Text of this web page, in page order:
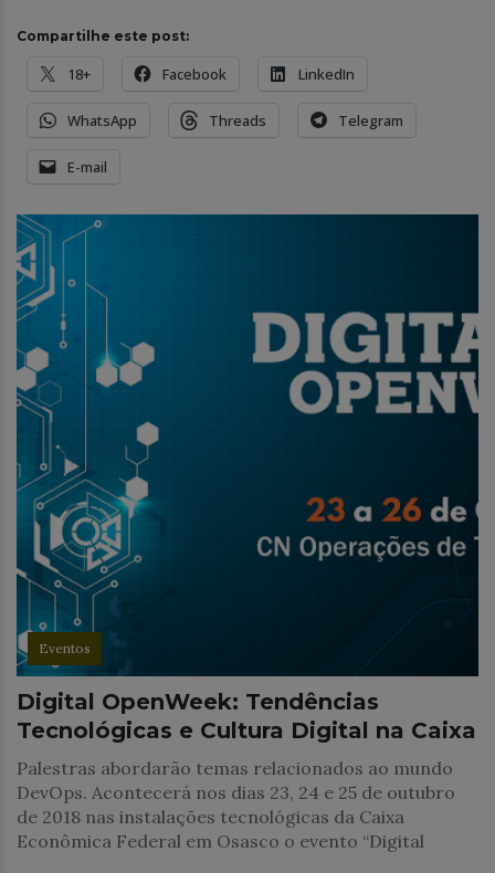
Compartilhe este post:
18+ Facebook LinkedIn
WhatsApp Threads Telegram
E-mail
Eventos
Digital OpenWeek: Tendências
Tecnológicas e Cultura Digital na Caixa
Palestras abordarão temas relacionados ao mundo
DevOps. Acontecerá nos dias 23, 24 e 25 de outubro
de 2018 nas instalações tecnológicas da Caixa
Econômica Federal em Osasco o evento “Digital